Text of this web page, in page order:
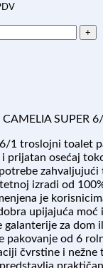
CAMELIA SUPER
1 troslojni toalet
prijatan osećaj
zahvaljujući
izradi od
je
upijajuća moć
galanterije za dom
pakovanje od 6
čvrstine i nežne